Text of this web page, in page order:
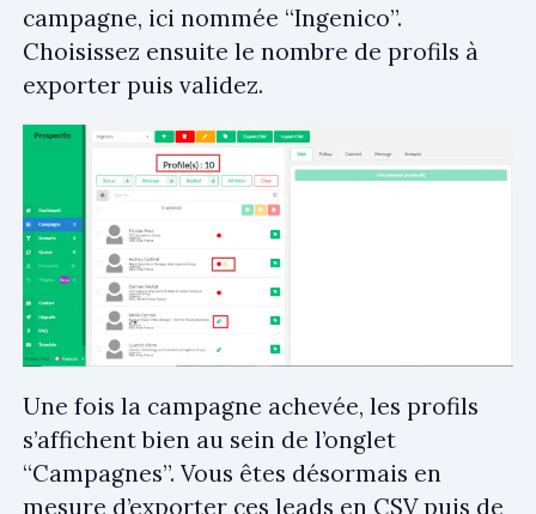
campagne, ici nommée “Ingenico”.
Choisissez ensuite le nombre de profils à
exporter puis validez.
Une fois la campagne achevée, les profils
s’affichent bien au sein de l’onglet
“Campagnes”. Vous êtes désormais en
mesure d’exporter ces leads en CSV puis de